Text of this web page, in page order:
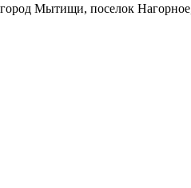
город Мытищи, поселок